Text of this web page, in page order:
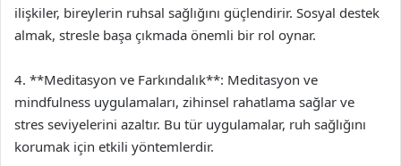
ilişkiler, bireylerin ruhsal sağlığını güçlendirir. Sosyal destek
almak, stresle başa çıkmada önemli bir rol oynar.
4. **Meditasyon ve Farkındalık**: Meditasyon ve
mindfulness uygulamaları, zihinsel rahatlama sağlar ve
stres seviyelerini azaltır. Bu tür uygulamalar, ruh sağlığını
korumak için etkili yöntemlerdir.